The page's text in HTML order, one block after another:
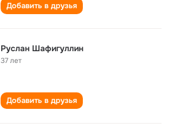
Добавить в друзья
Руслан Шафигуллин
37 лет
Добавить в друзья